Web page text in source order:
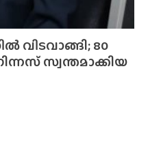
വിടവാങ്ങി; 80
സ്വന്തമാക്കിയ